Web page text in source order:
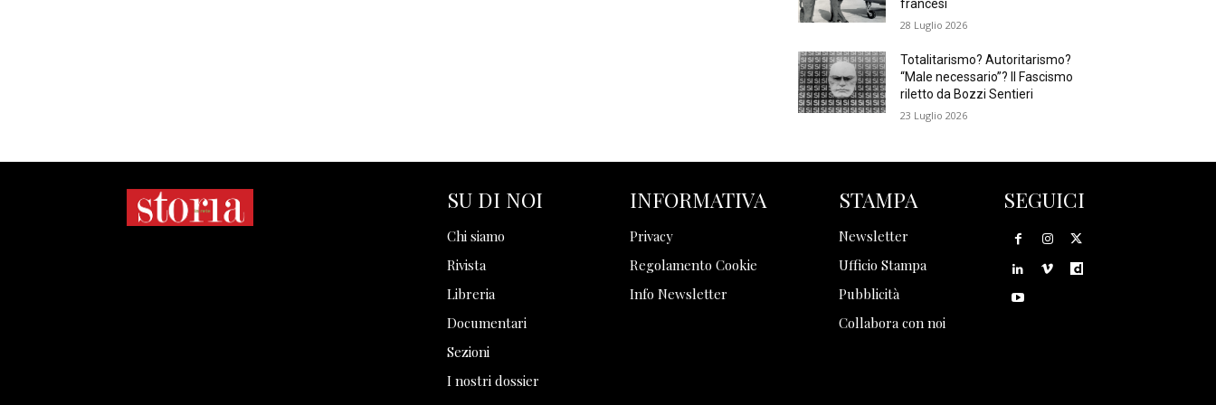
francesi
28 Luglio 2026
Totalitarismo? Autoritarismo?
“Male necessario”? Il Fascismo
riletto da Bozzi Sentieri
23 Luglio 2026
SU DI NOI
Chi siamo
Rivista
Libreria
Documentari
Sezioni
I nostri dossier
INFORMATIVA
Privacy
Regolamento Cookie
Info Newsletter
STAMPA
Newsletter
Ufficio Stampa
Pubblicità
Collabora con noi
SEGUICI